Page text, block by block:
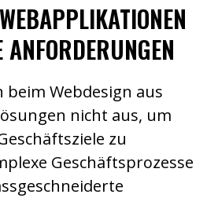
beim Webdesign aus
nicht aus, um
zu
Geschäftsprozesse